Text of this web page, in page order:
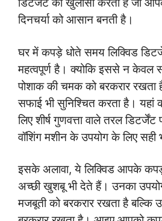
डिटर्जेंट का खुलासा करती है जो
दिनचर्या को आसान बनती है।
घर में कपड़े धोते समय लिक्विड
महत्वपूर्ण है। क्योकि इससे न
पोशाक की चमक को बरकरार रखता
सफाई भी सुनिश्चित करता है।
लिए शीर्ष गुणवत्ता वाले तरल
वॉशिंग मशीन के उपयोग के लिए सही
इसके अलावा, ये लिक्विड आपके
अच्छी खुशबू भी देते हैं। उनका
मजबूती को बरकरार रखता है बल्कि